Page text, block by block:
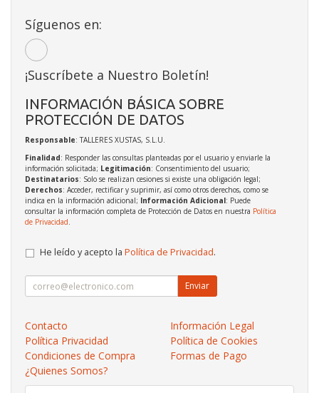
Síguenos en:
¡Suscríbete a Nuestro Boletín!
INFORMACIÓN BÁSICA SOBRE
PROTECCIÓN DE DATOS
Responsable: TALLERES XUSTAS, S.L.U.
Finalidad: Responder las consultas planteadas por el usuario y enviarle la
información solicitada; Legitimación: Consentimiento del usuario;
Destinatarios: Solo se realizan cesiones si existe una obligación legal;
Derechos: Acceder, rectificar y suprimir, así como otros derechos, como se
indica en la información adicional; Información Adicional: Puede
consultar la información completa de Protección de Datos en nuestra Política
de Privacidad.
He leído y acepto la Política de Privacidad.
Enviar
Contacto
Información Legal
Política Privacidad
Política de Cookies
Condiciones de Compra
Formas de Pago
¿Quienes Somos?